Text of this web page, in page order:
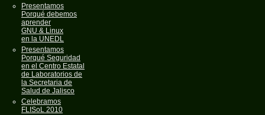
Presentamos
Porqué debemos
aprender
GNU & Linux
en la UNEDL
Presentamos
Porqué Seguridad
en el Centro Estatal
de Laboratorios de
la Secretaria de
Salud de Jalisco
Celebramos
FLISoL 2010